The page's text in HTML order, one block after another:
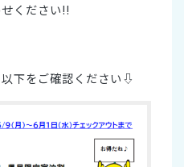
ください!!
下をご確認ください⇩